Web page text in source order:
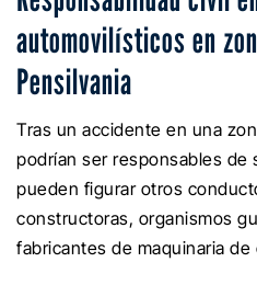
automovilísticos en
Pensilvania
Tras un accidente en una
podrían ser responsables de
pueden figurar otros
constructoras, organismos
fabricantes de maquinaria